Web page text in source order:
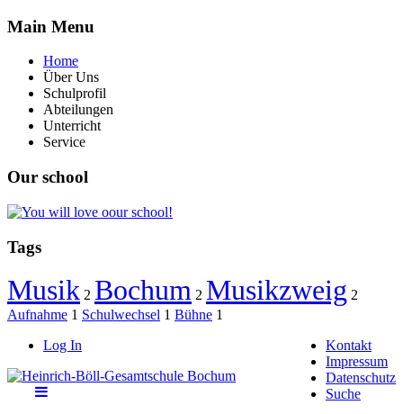
Main Menu
Home
Über Uns
Schulprofil
Abteilungen
Unterricht
Service
Our school
Tags
Musik 2 Bochum 2 Musikzweig 2
Aufnahme 1 Schulwechsel 1 Bühne 1
Log In
Kontakt
Impressum
Datenschutz
Suche